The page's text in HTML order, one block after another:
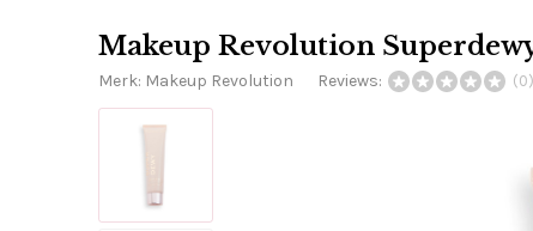
Makeup Revolution
Merk: Makeup Revolution Reviews: (0)